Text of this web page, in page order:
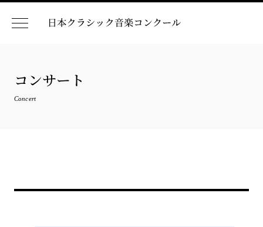
コンサート
Concert